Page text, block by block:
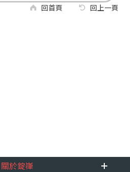
回首頁 回上一頁
關於錠嵂